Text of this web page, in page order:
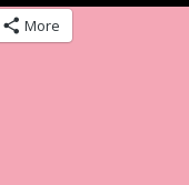
More